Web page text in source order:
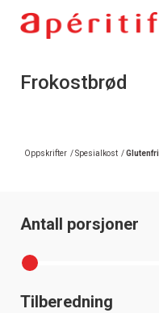
Frokostbrød
Oppskrifter /Spesialkost /Glutenfri
Antall porsjoner
Tilberedning